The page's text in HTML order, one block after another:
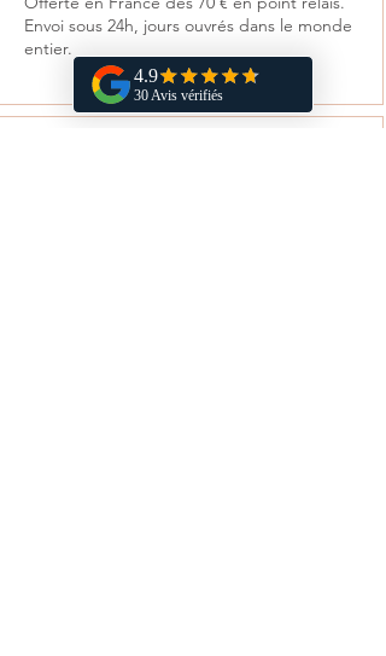
Envoi sous 24h, jours ouvrés dans le monde
entier.